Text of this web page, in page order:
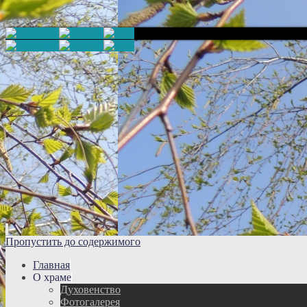
Пропустить до содержимого
Главная
О храме
Духовенство
Фотогалерея